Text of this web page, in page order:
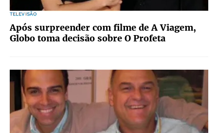
TELEVISÃO
Após surpreender com filme de A Viagem,
Globo toma decisão sobre O Profeta